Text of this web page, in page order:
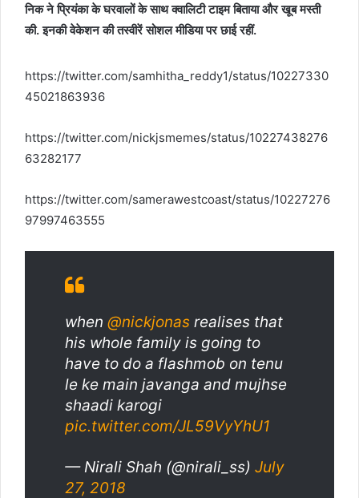
निक ने प्रियंका के घरवालों के साथ क्वालिटी टाइम बिताया और खूब मस्ती
की. इनकी वेकेशन की तस्वीरें सोशल मीडिया पर छाई रहीं.
https://twitter.com/samhitha_reddy1/status/10227330
45021863936
https://twitter.com/nickjsmemes/status/10227438276
63282177
https://twitter.com/samerawestcoast/status/10227276
97997463555
when @nickjonas realises that
his whole family is going to
have to do a flashmob on tenu
le ke main javanga and mujhse
shaadi karogi
pic.twitter.com/JL59VyYhU1
— Nirali Shah (@nirali_ss) July
27, 2018